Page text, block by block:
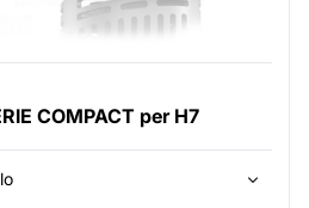
COMPACT per H7